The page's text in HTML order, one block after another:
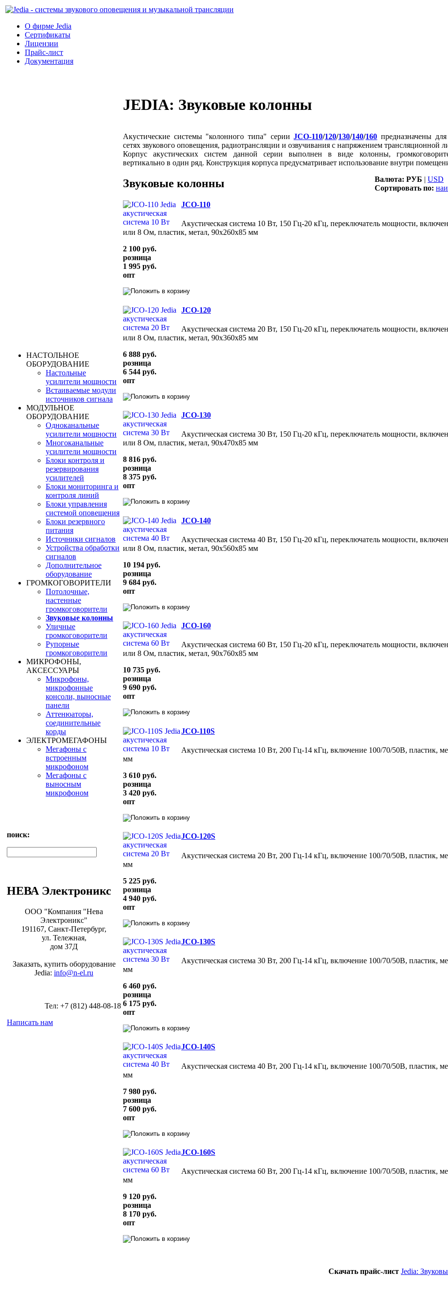
О фирме Jedia
Cертификаты
Лицензии
Прайс-лист
Документация
НАСТОЛЬНОЕ
ОБОРУДОВАНИЕ
Настольные
усилители мощности
Встаиваемые модули
источников сигнала
МОДУЛЬНОЕ
ОБОРУДОВАНИЕ
Одноканальные
усилители мощности
Многоканальные
усилители мощности
Блоки контроля и
резервирования
усилителей
Блоки мониторинга и
контроля линий
Блоки управления
системой оповещения
Блоки резервного
питания
Источники сигналов
Устройства обработки
сигналов
Дополнительное
оборудование
ГРОМКОГОВОРИТЕЛИ
Потолочные,
настенные
громкоговорители
Звуковые колонны
Уличные
громкоговорители
Рупорные
громкоговорители
МИКРОФОНЫ,
АКСЕССУАРЫ
Микрофоны,
микрофонные
консоли, выносные
панели
Аттенюаторы,
соединительные
корды
ЭЛЕКТРОМЕГАФОНЫ
Мегафоны с
встроенным
микрофоном
Мегафоны с
выносным
микрофоном
поиск:
НЕВА Электроникс
ООО "Компания "Нева
Электроникс"
191167, Санкт-Петербург,
ул. Тележная,
дом 37Д
Заказать, купить оборудование
Jedia: info@n-el.ru
Тел: +7 (812) 448-08-18
Написать нам
JEDIA: Звуковые колонны
Акустические системы "колонного типа" серииJCO-110/120/130/140/160 предназначены
сетях звукового оповещения, радиотрансляции и озвучивания c напряжением трансляционной
Корпус акустических систем данной серии выполнен в виде колонны,
вертикально в один ряд. Конструкция корпуса предусматривает использование внутри
Валюта: РУБ | USD
Сортировать по:
Звуковые колонны
JCO-110
Акустическая система 10 Вт, 150 Гц-20 кГц, переключатель мощности,
или 8 Ом, пластик, метал, 90х260х85 мм
2 100 руб.
розница
1 995 руб.
опт
JCO-120
Акустическая система 20 Вт, 150 Гц-20 кГц, переключатель мощности,
или 8 Ом, пластик, метал, 90х360х85 мм
6 888 руб.
розница
6 544 руб.
опт
JCO-130
Акустическая система 30 Вт, 150 Гц-20 кГц, переключатель мощности,
или 8 Ом, пластик, метал, 90х470х85 мм
8 816 руб.
розница
8 375 руб.
опт
JCO-140
Акустическая система 40 Вт, 150 Гц-20 кГц, переключатель мощности,
или 8 Ом, пластик, метал, 90х560х85 мм
10 194 руб.
розница
9 684 руб.
опт
JCO-160
Акустическая система 60 Вт, 150 Гц-20 кГц, переключатель мощности,
или 8 Ом, пластик, метал, 90х760х85 мм
10 735 руб.
розница
9 690 руб.
опт
JCO-110S
Акустическая система 10 Вт, 200 Гц-14 кГц, включение 100/70/50В, пластик,
мм
3 610 руб.
розница
3 420 руб.
опт
JCO-120S
Акустическая система 20 Вт, 200 Гц-14 кГц, включение 100/70/50В, пластик,
мм
5 225 руб.
розница
4 940 руб.
опт
JCO-130S
Акустическая система 30 Вт, 200 Гц-14 кГц, включение 100/70/50В, пластик,
мм
6 460 руб.
розница
6 175 руб.
опт
JCO-140S
Акустическая система 40 Вт, 200 Гц-14 кГц, включение 100/70/50В, пластик,
мм
7 980 руб.
розница
7 600 руб.
опт
JCO-160S
Акустическая система 60 Вт, 200 Гц-14 кГц, включение 100/70/50В, пластик,
мм
9 120 руб.
розница
8 170 руб.
опт
Скачать прайс-лист Jedia: